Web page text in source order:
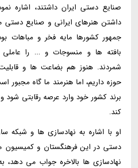
صنایع دستی ایران داشتند، اشاره
داشتن هنرهای ایرانی و صنایع دستی
جمهور کشورها مایه فخر و مباهات
بافته ها و منسوجات و ... را
شمردند. هنوز هم بضاعت ها و
حوزه داریم، اما هنرمند ما گاه مجبور
برند کشور خود وارد عرصه رقابتی شود
کند.
او با اشاره به نهادسازی ها و شبکه
دستی در این فرهنگستان و کمیسیون
نهادسازی ها بالاخره جواب می